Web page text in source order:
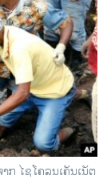
ໄຊ​ໂຄ​ລນເຄັນ​ເນັຕ